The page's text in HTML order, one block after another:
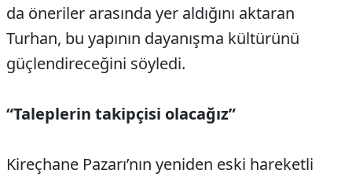
da öneriler arasında yer aldığını aktaran
Turhan, bu yapının dayanışma kültürünü
güçlendireceğini söyledi.
“Taleplerin takipçisi olacağız”
Kireçhane Pazarı’nın yeniden eski hareketli